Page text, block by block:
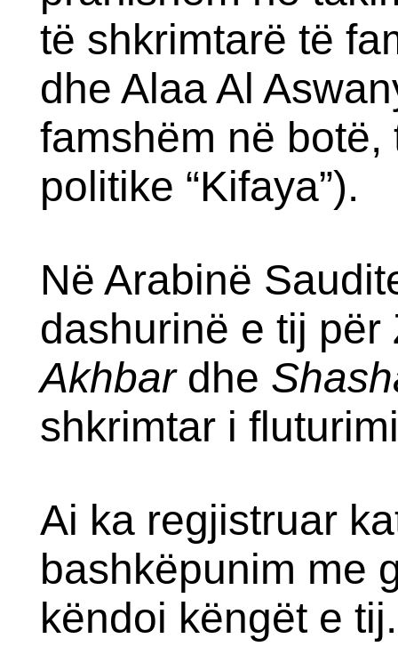
të shkrimtarë të
dhe Alaa Al
famshëm në
politike “Kifaya”).
Në Arabinë
dashurinë e tij
Akhbardhe
shkrimtar i
Ai ka regjistruar
bashkëpunim me
këndoi këngët e tij.